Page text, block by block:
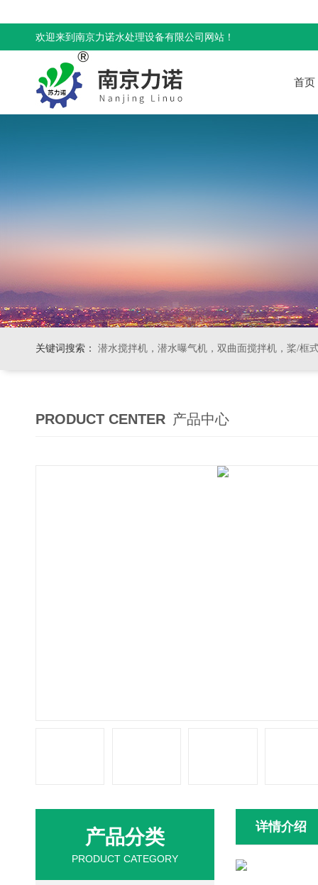
欢迎来到南京力诺水处理设备有限公司网站！
首页
关键词搜索： 潜水搅拌机，潜水曝气机，双曲面搅拌机，桨/框式搅拌
PRODUCT CENTER 产品中心
详情介绍
产品分类
PRODUCT CATEGORY